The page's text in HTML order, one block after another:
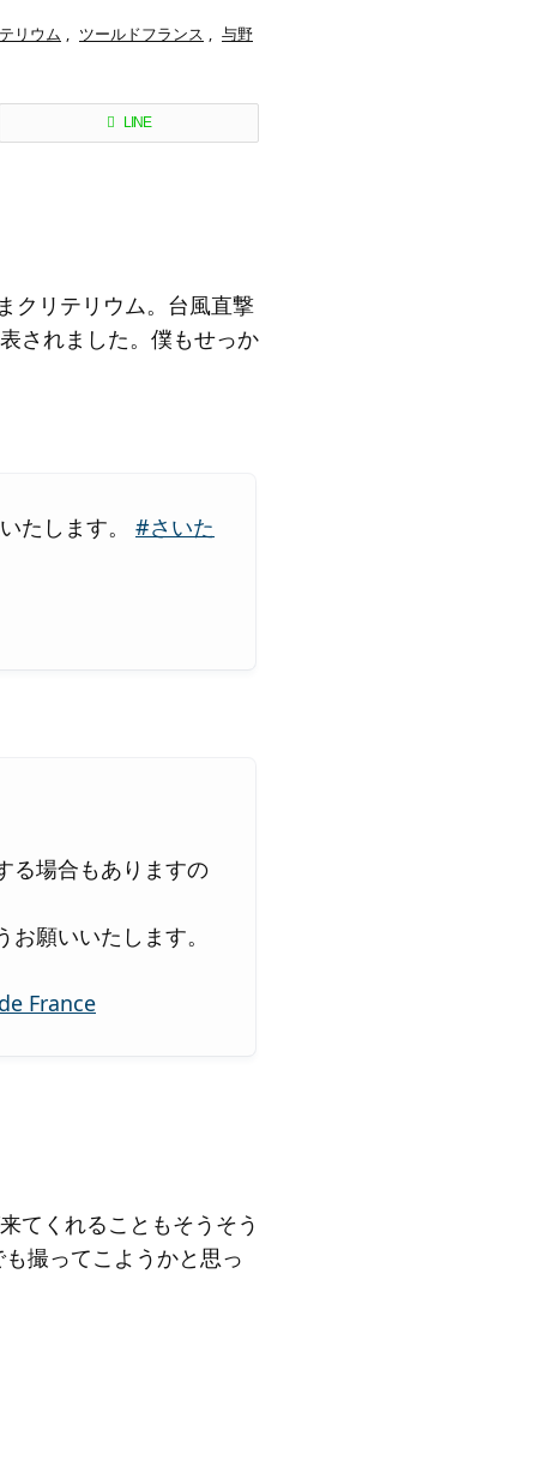
リウム , ツールドフランス , 与野
LINE
クリテリウム。台風直撃
されました。僕もせっか
たします。 #さいた
る場合もありますの
願いいたします。
France
てくれることもそうそう
撮ってこようかと思っ